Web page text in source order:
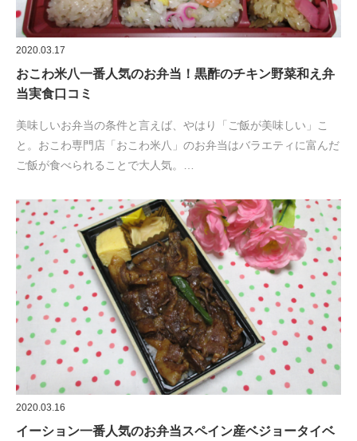
2020.03.17
おこわ米八一番人気のお弁当！黒酢のチキン野菜和え弁
当実食口コミ
美味しいお弁当の条件と言えば、やはり「ご飯が美味しい」こ
と。おこわ専門店「おこわ米八」のお弁当はバラエティに富んだ
ご飯が食べられることで大人気。…
2020.03.16
イーション一番人気のお弁当スペイン産ベジョータイベ